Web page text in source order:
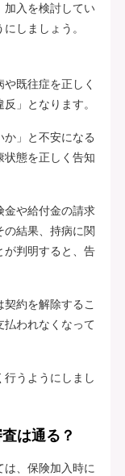
加入を検討してい
しましょう。
既往症を正しく
」となります。
か」と不安になる
状態を正しく告知
金や給付金の請求
の結果、持病に関
が判明すると、告
約を解除するこ
払われなくなって
行うようにしまし
は通る？
、保険加入時に